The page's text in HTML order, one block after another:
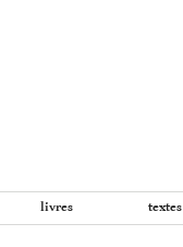
livres textes